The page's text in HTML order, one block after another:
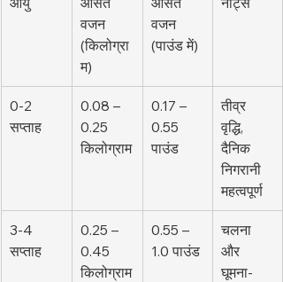
वजन
(किलोग्रा
म)
वजन
(पाउंड में)
0-2
सप्ताह
0.08 –
0.25
किलोग्राम
0.17 –
0.55
पाउंड
तीव्र
वृद्धि,
दैनिक
निगरानी
महत्वपूर्ण
3-4
सप्ताह
0.25 –
0.45
किलोग्राम
0.55 –
1.0 पाउंड
चलना
और
घूमना-